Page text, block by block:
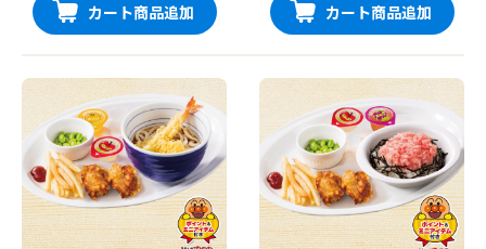
カート商品追加 カート商品追加